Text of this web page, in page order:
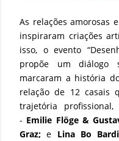
As relações amorosas
inspiraram criações
isso, o evento
propõe um diálogo
marcaram a história
relação de 12 casais
trajetória
- Emilie Flöge &
Graz;e Lina Bo